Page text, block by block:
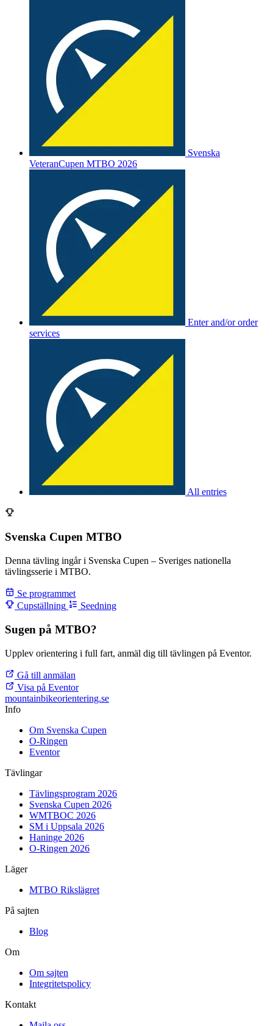
Svenska
VeteranCupen MTBO 2026
Enter and/or order
services
All entries
Svenska Cupen MTBO
Denna tävling ingår i Svenska Cupen – Sveriges nationella
tävlingsserie i MTBO.
Se programmet
Cupställning
Seedning
Sugen på MTBO?
Upplev orientering i full fart, anmäl dig till tävlingen på Eventor.
Gå till anmälan
Visa på Eventor
mountainbikeorientering.se
Info
Om Svenska Cupen
O-Ringen
Eventor
Tävlingar
Tävlingsprogram 2026
Svenska Cupen 2026
WMTBOC 2026
SM i Uppsala 2026
Haninge 2026
O-Ringen 2026
Läger
MTBO Rikslägret
På sajten
Blog
Om
Om sajten
Integritetspolicy
Kontakt